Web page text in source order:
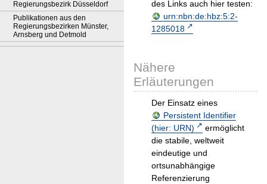
Regierungsbezirk Düsseldorf
Publikationen aus den
Regierungsbezirken Münster,
Arnsberg und Detmold
des Links auch hier testen:
urn:nbn:de:hbz:5:2-
1285018
Nähere
Erläuterungen
Der Einsatz eines
Persistent Identifier
(hier: URN)
ermöglicht
die stabile, weltweit
eindeutige und
ortsunabhängige
Referenzierung